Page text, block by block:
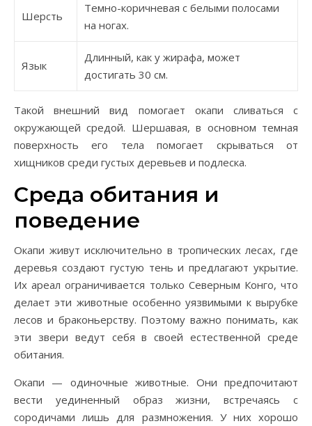
Шерсть
Темно-коричневая с белыми полосами
на ногах.
Язык
Длинный, как у жирафа, может
достигать 30 см.
Такой внешний вид помогает окапи сливаться с
окружающей средой. Шершавая, в основном темная
поверхность его тела помогает скрываться от
хищников среди густых деревьев и подлеска.
Среда обитания и
поведение
Окапи живут исключительно в тропических лесах, где
деревья создают густую тень и предлагают укрытие.
Их ареал ограничивается только Северным Конго, что
делает эти животные особенно уязвимыми к вырубке
лесов и браконьерству. Поэтому важно понимать, как
эти звери ведут себя в своей естественной среде
обитания.
Окапи — одиночные животные. Они предпочитают
вести уединенный образ жизни, встречаясь с
сородичами лишь для размножения. У них хорошо